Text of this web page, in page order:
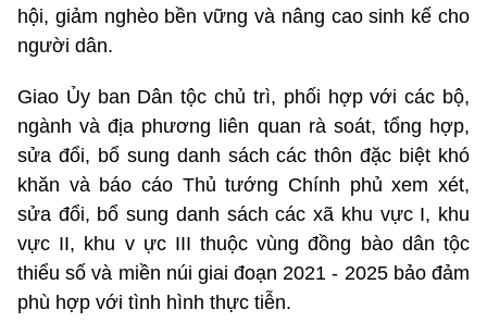
hội, giảm nghèo bền vững và nâng cao sinh kế cho
người dân.
Giao Ủy ban Dân tộc chủ trì, phối hợp với các bộ,
ngành và địa phương liên quan rà soát, tổng hợp,
sửa đổi, bổ sung danh sách các thôn đặc biệt khó
khăn và báo cáo Thủ tướng Chính phủ xem xét,
sửa đổi, bổ sung danh sách các xã khu vực I, khu
vực II, khu v ực III thuộc vùng đồng bào dân tộc
thiểu số và miền núi giai đoạn 2021 - 2025 bảo đảm
phù hợp với tình hình thực tiễn.